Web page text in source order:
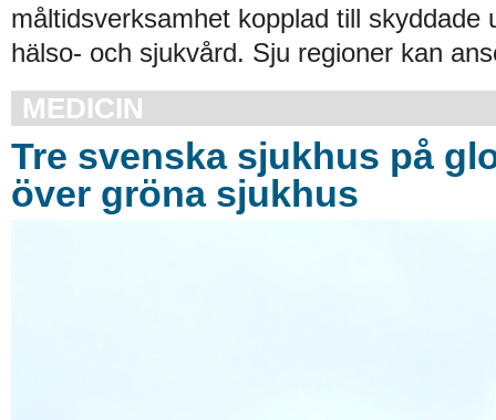
måltidsverksamhet kopplad till skyddade
hälso- och sjukvård. Sju regioner kan
MEDICIN
Tre svenska sjukhus på
över gröna sjukhus